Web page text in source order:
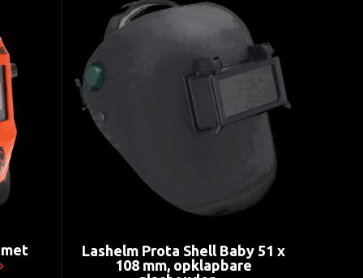
met
Lashelm Prota Shell Baby 51 x
108 mm, opklapbare